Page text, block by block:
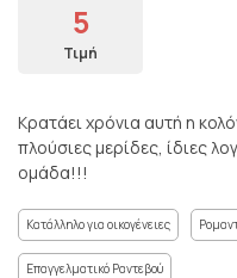
5
Τιμή
Κρατάει χρόνια αυτή η
πλούσιες μερίδες, ίδιες
ομάδα!!!
Κατάλληλο για οικογένειες
Επαγγελματικό Ραντεβού